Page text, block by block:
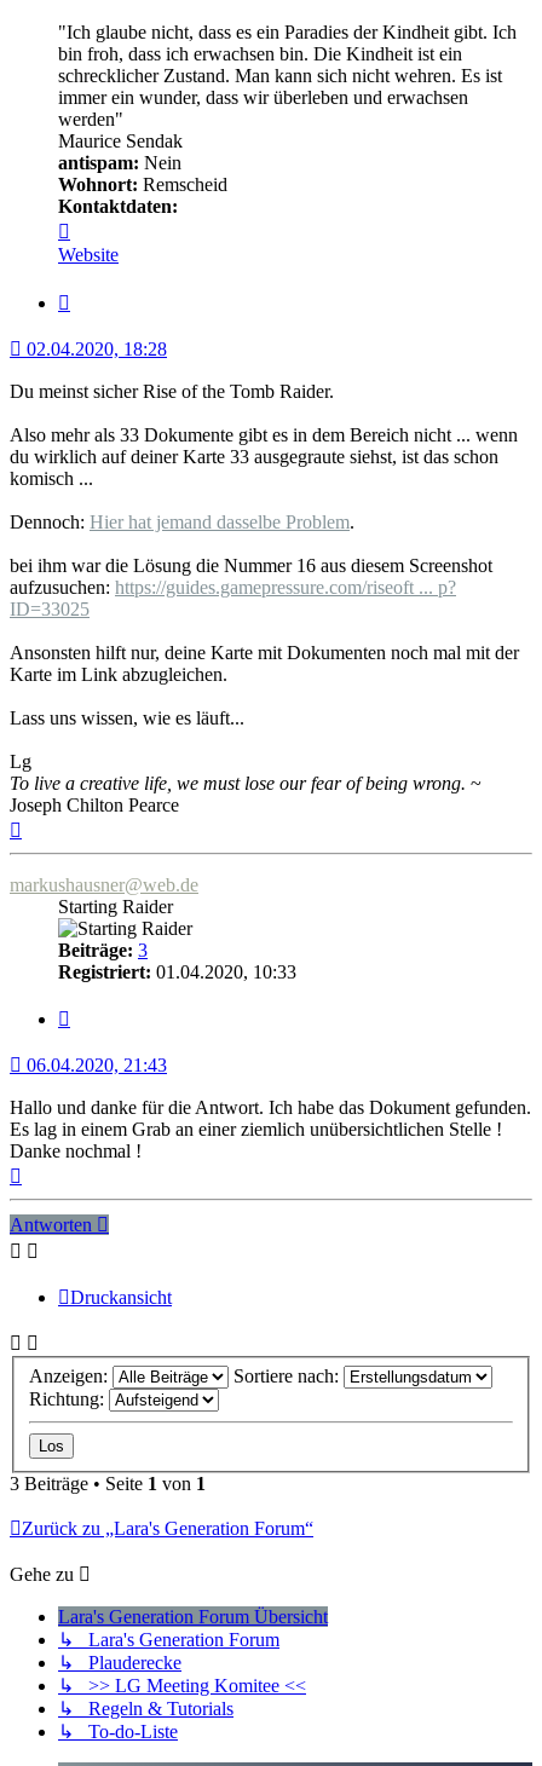
"Ich glaube nicht, dass es ein Paradies der Kindheit gibt. Ich
bin froh, dass ich erwachsen bin. Die Kindheit ist ein
schrecklicher Zustand. Man kann sich nicht wehren. Es ist
immer ein wunder, dass wir überleben und erwachsen
werden"
Maurice Sendak
antispam: Nein
Wohnort: Remscheid
Kontaktdaten:
von
Minerva
Website
02.04.2020, 18:28
Du meinst sicher Rise of the Tomb Raider.
Also mehr als 33 Dokumente gibt es in dem Bereich nicht ... wenn
du wirklich auf deiner Karte 33 ausgegraute siehst, ist das schon
komisch ...
Dennoch: Hier hat jemand dasselbe Problem.
bei ihm war die Lösung die Nummer 16 aus diesem Screenshot
aufzusuchen: https://guides.gamepressure.com/riseoft ... p?
ID=33025
Ansonsten hilft nur, deine Karte mit Dokumenten noch mal mit der
Karte im Link abzugleichen.
Lass uns wissen, wie es läuft...
Lg
To live a creative life, we must lose our fear of being wrong. ~
Joseph Chilton Pearce
markushausner@web.de
Starting Raider
Beiträge: 3
Registriert: 01.04.2020, 10:33
06.04.2020, 21:43
Hallo und danke für die Antwort. Ich habe das Dokument gefunden.
Es lag in einem Grab an einer ziemlich unübersichtlichen Stelle !
Danke nochmal !
oben
Antworten
Druckansicht
Anzeigen:
Sortiere nach:
Richtung:
3 Beiträge • Seite 1 von 1
Zurück zu „Lara's Generation Forum“
Gehe zu
Lara's Generation Forum Übersicht
↳ Lara's Generation Forum
↳ Plauderecke
↳ >> LG Meeting Komitee <<
↳ Regeln & Tutorials
↳ To-do-Liste